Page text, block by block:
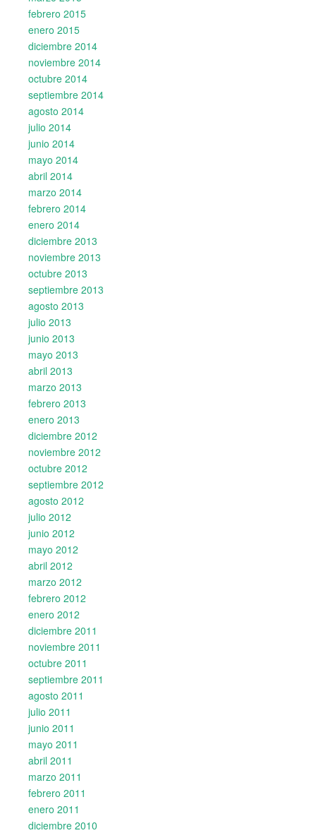
febrero 2015
enero 2015
diciembre 2014
noviembre 2014
octubre 2014
septiembre 2014
agosto 2014
julio 2014
junio 2014
mayo 2014
abril 2014
marzo 2014
febrero 2014
enero 2014
diciembre 2013
noviembre 2013
octubre 2013
septiembre 2013
agosto 2013
julio 2013
junio 2013
mayo 2013
abril 2013
marzo 2013
febrero 2013
enero 2013
diciembre 2012
noviembre 2012
octubre 2012
septiembre 2012
agosto 2012
julio 2012
junio 2012
mayo 2012
abril 2012
marzo 2012
febrero 2012
enero 2012
diciembre 2011
noviembre 2011
octubre 2011
septiembre 2011
agosto 2011
julio 2011
junio 2011
mayo 2011
abril 2011
marzo 2011
febrero 2011
enero 2011
diciembre 2010